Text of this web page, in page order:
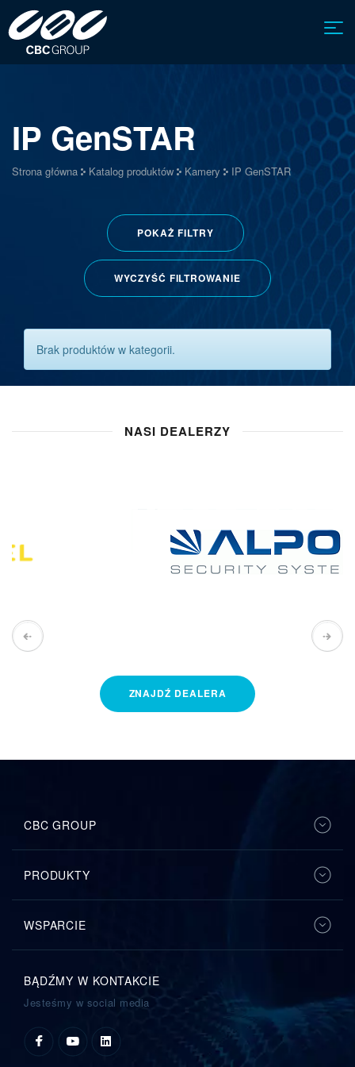
IP GenSTAR
Strona główna Katalog produktów Kamery IP GenSTAR
POKAŻ FILTRY
WYCZYŚĆ FILTROWANIE
Brak produktów w kategorii.
NASI DEALERZY
ZNAJDŹ DEALERA
CBC GROUP
PRODUKTY
WSPARCIE
BĄDŹMY W KONTAKCIE
Jesteśmy w social media